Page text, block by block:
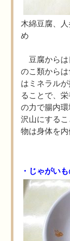
木綿豆腐、
め
豆腐からは
のこ類から
はミネラル
ることで、
の力で腸内
沢山にする
物は身体を
・じゃがい